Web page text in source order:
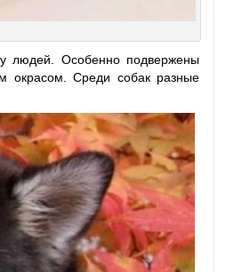
людей. Особенно подвержены
окрасом. Среди собак разные